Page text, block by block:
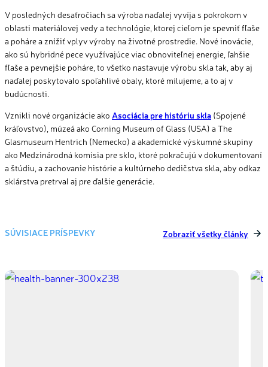
V posledných desaťročiach sa výroba naďalej vyvíja s pokrokom v
oblasti materiálovej vedy a technológie, ktorej cieľom je spevniťfľaše
a poháre a znížiť vplyv výroby na životné prostredie. Nové inovácie,
ako sú hybridné pece využívajúce viac obnoviteľnej energie, ľahšie
fľaše a pevnejšie poháre , to všetko nastavuje výrobu sklatak, aby aj
naďalej poskytovalo spoľahlivé obaly, ktoré milujeme, a to aj v
budúcnosti.
Vznikli nové organizácie ako Asociácia pre históriu skla (Spojené
kráľovstvo), múzeá ako Corning Museum ofGlass (USA) aThe
Glasmuseum Hentrich (Nemecko) a akademické výskumné skupiny
ako Medzinárodná komisia pre sklo, ktoré pokračujú v dokumentovaní
a štúdiu, a zachovanie histórie a kultúrneho dedičstva skla, aby odkaz
sklárstva pretrval aj pre ďalšie generácie.
SÚVISIACE PRÍSPEVKY Zobraziť všetky články